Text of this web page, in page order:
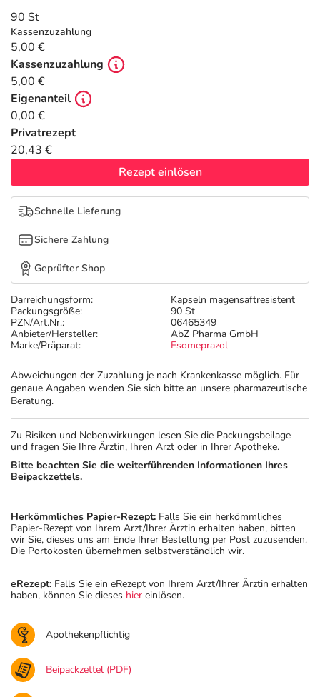
Tierapotheke
Vitamine & Mineralstoffe
Marken
Salus Deals
Darreichungsform:
Kapseln magensaftresistent
Packungsgröße:
90 St
PZN/Art.Nr.:
06465349
Anbieter/Hersteller:
AbZ Pharma GmbH
Marke/Präparat:
Esomeprazol
Abweichungen der Zuzahlung je nach Krankenkasse möglich. Für
genaue Angaben wenden Sie sich bitte an unsere pharmazeutische
Beratung.
90 St
Kassenzuzahlung
5,00 €
Kassenzuzahlung
5,00 €
Eigenanteil
0,00 €
Privatrezept
20,43 €
Rezept einlösen
Schnelle Lieferung
Sichere Zahlung
Geprüfter Shop
Zu Risiken und Nebenwirkungen lesen Sie die Packungsbeilage
und fragen Sie Ihre Ärztin, Ihren Arzt oder in Ihrer Apotheke.
Bitte beachten Sie die weiterführenden Informationen Ihres
Beipackzettels.
Herkömmliches Papier-Rezept: Falls Sie ein herkömmliches
Papier-Rezept von Ihrem Arzt/Ihrer Ärztin erhalten haben, bitten
wir Sie, dieses uns am Ende Ihrer Bestellung per Post zuzusenden.
Die Portokosten übernehmen selbstverständlich wir.
eRezept: Falls Sie ein eRezept von Ihrem Arzt/Ihrer Ärztin erhalten
haben, können Sie dieses hier einlösen.
Apothekenpflichtig
Beipackzettel (PDF)